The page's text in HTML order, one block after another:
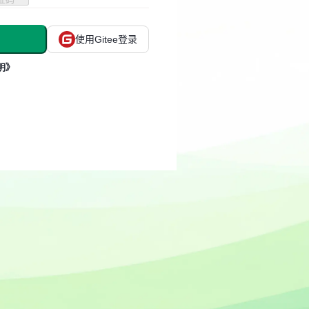
使用Gitee登录
》